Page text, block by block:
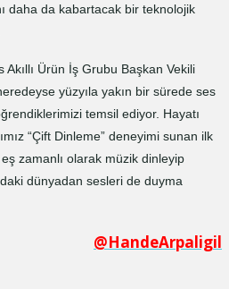
daha da kabartacak bir teknolojik
Ürün İş Grubu Başkan Vekili
yüzyıla yakın bir sürede ses
temsil ediyor. Hayatı
“Çift Dinleme” deneyimi sunan ilk
zamanlı olarak müzik dinleyip
dünyadan sesleri de duyma
@HandeArpaligil